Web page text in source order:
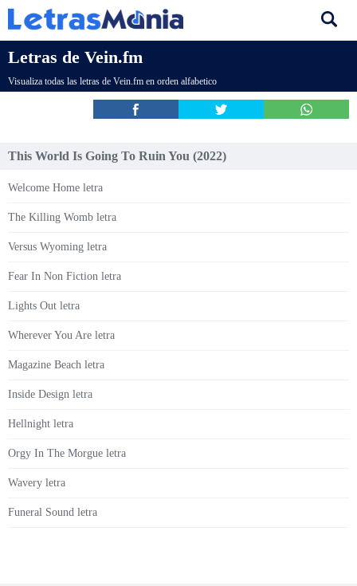
Letras de Vein.fm
Visualiza todas las letras de Vein.fm en orden alfabetico
This World Is Going To Ruin You (2022)
Welcome Home letra
The Killing Womb letra
Versus Wyoming letra
Fear In Non Fiction letra
Lights Out letra
Wherever You Are letra
Magazine Beach letra
Inside Design letra
Hellnight letra
Orgy In The Morgue letra
Wavery letra
Funeral Sound letra